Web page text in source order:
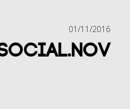
01/11/2016